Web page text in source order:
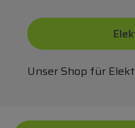
Unser Shop für